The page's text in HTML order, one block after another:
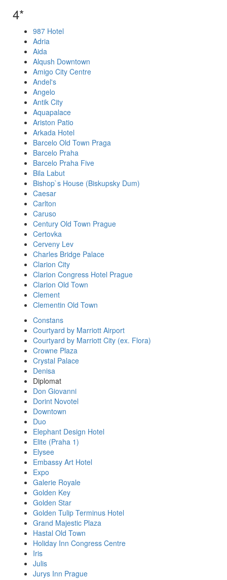
4*
987 Hotel
Adria
Aida
Alqush Downtown
Amigo City Centre
Andel's
Angelo
Antik City
Aquapalace
Ariston Patio
Arkada Hotel
Barcelo Old Town Praga
Barcelo Praha
Barcelo Praha Five
Bila Labut
Bishop`s House (Biskupsky Dum)
Caesar
Carlton
Caruso
Century Old Town Prague
Certovka
Cerveny Lev
Charles Bridge Palace
Clarion City
Clarion Congress Hotel Prague
Clarion Old Town
Clement
Clementin Old Town
Constans
Courtyard by Marriott Airport
Courtyard by Marriott City (ex. Flora)
Crowne Plaza
Crystal Palace
Denisa
Diplomat
Don Giovanni
Dorint Novotel
Downtown
Duo
Elephant Design Hotel
Elite (Praha 1)
Elysee
Embassy Art Hotel
Expo
Galerie Royale
Golden Key
Golden Star
Golden Tulip Terminus Hotel
Grand Majestic Plaza
Hastal Old Town
Holiday Inn Congress Centre
Iris
Julis
Jurys Inn Prague